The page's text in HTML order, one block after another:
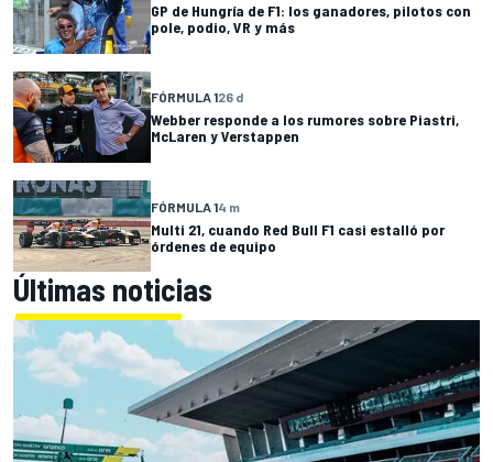
GP de Hungría de F1: los ganadores, pilotos con
pole, podio, VR y más
FÓRMULA 126 d
Webber responde a los rumores sobre Piastri,
McLaren y Verstappen
FÓRMULA 14 m
Multi 21, cuando Red Bull F1 casi estalló por
órdenes de equipo
Últimas noticias